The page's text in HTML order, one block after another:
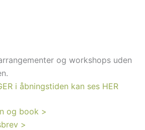
og workshops uden
i åbningstiden kan ses HER
og book >
>